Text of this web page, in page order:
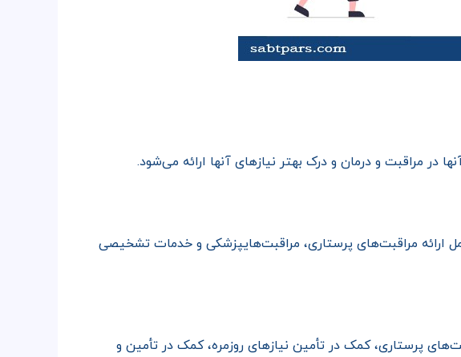
در مراقبت و درمان و درک بهتر نیازهای آنها ارائه می‌شود.
ارائه مراقبت‌های پرستاری، مراقبت‌هایپزشکی و خدمات تشخیصی
پرستاری، کمک در تأمین نیازهای روزمره، کمک در تأمین و